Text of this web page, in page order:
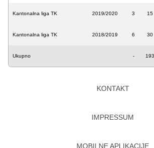
Kantonalna liga TK 2019/2020 3 15
Kantonalna liga TK 2018/2019 6 30
Ukupno - 193
KONTAKT
IMPRESSUM
MOBILNE APLIKACIJE